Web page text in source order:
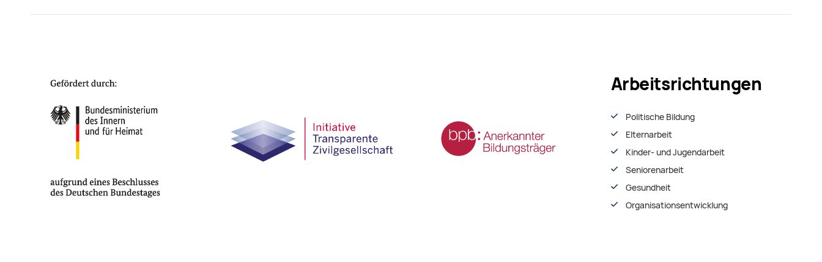
Arbeitsrichtungen
Politische Bildung
Elternarbeit
Kinder- und Jugendarbeit
Seniorenarbeit
Gesundheit
Organisationsentwiсklung